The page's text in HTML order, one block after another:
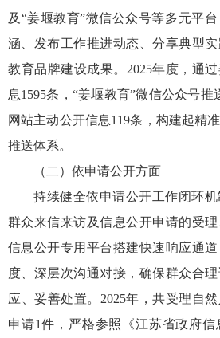
及“姜堰教育”微信公众号等多元平
涵、发布工作推进动态、分享典型
教育品牌建设成果。2025年度，通
息1595条，“姜堰教育”微信公众号推
网站主动公开信息119条，构建起精
推送体系。
（二）依申请公开方面
持续健全依申请公开工作闭环
群众来信来访及信息公开申请的受
信息公开专用平台搭建快速响应通
度、深层次沟通对接，确保群众合
应、妥善处置。2025年，共受理自
申请1件，严格参照《江苏省政府